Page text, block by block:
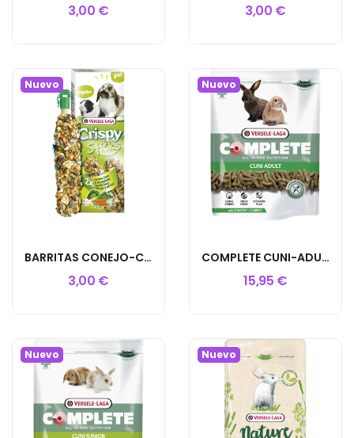
3,00 € 3,00 €
Nuevo
BARRITAS CONEJO-COBAYA VEGETALES 55GR 2UD
3,00 €
Nuevo
COMPLETE CUNI-ADULT 1.75KG
15,95 €
Nuevo Nuevo